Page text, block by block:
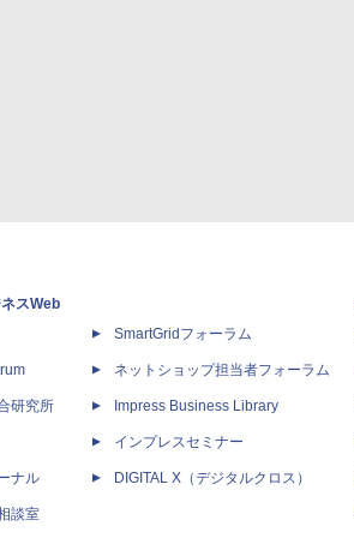
スWeb
研究所
ナル
談室
SmartGridフォーラム
ネットショップ担当者フォーラム
Impress Business Library
インプレスセミナー
DIGITAL X（デジタルクロス）